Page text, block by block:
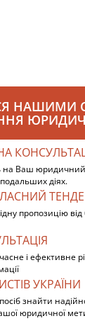
НАШИМИ
на Ваш
діях.
пропозицію
і ефективне
УКРАЇНИ
знайти
юридичної